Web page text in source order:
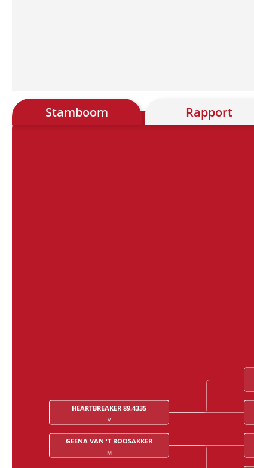
Stamboom Rapport
HEARTBREAKER 89.4335
V
GEENA VAN 'T ROOSAKKER
M